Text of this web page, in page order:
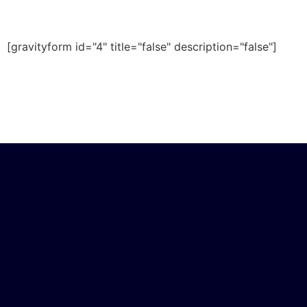
[gravityform id="4" title="false" description="false"]